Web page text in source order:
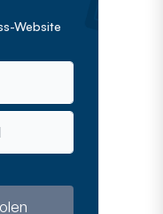
Website